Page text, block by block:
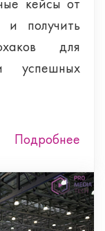
и получить
для
успешных
Подробнее